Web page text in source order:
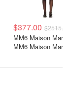
$377.00 $2515.00
MM6 Maison
MM6 Maison